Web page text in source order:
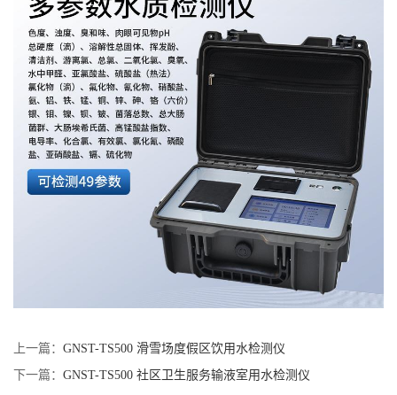
上一篇： GNST-TS500 滑雪场度假区饮用水检测仪
下一篇： GNST-TS500 社区卫生服务输液室用水检测仪